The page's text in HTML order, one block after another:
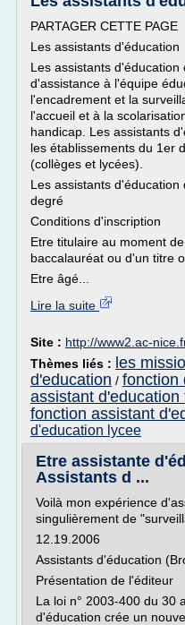
PARTAGER CETTE PAGE
Les assistants d'éducation
Les assistants
d'assistance à l'équipe
l'encadrement et la
l'accueil et à la
handicap. Les assistants
les établissements du 1er
(collèges et lycées).
Les assistants
degré
Conditions d'inscription
Etre titulaire au moment
baccalauréat ou d'un titre
Etre âgé...
Lire la suite
Site : http://www2.ac-
Thèmes liés : les
d'education / fonction
assistant
fonction assistant
d'education lycee
Etre assistante
Assistants d ...
Voilà mon expérience
singulièrement de
12.19.2006
Assistants d'éducation
Présentation de l'éditeur
La loi n° 2003-400 du 30
d'éducation crée un